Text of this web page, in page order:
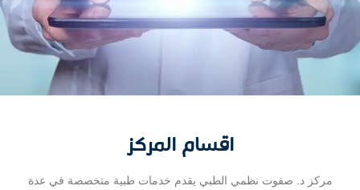
اقسام المركز
مركز د. صفوت نظمي الطبي يقدم خدمات طبية متخصصة في عدة